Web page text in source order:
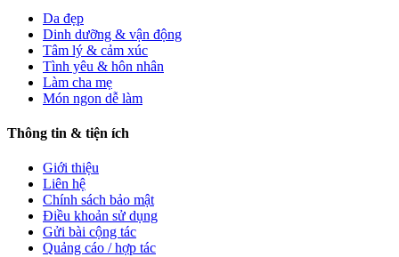
Da đẹp
Dinh dưỡng & vận động
Tâm lý & cảm xúc
Tình yêu & hôn nhân
Làm cha mẹ
Món ngon dễ làm
Thông tin & tiện ích
Giới thiệu
Liên hệ
Chính sách bảo mật
Điều khoản sử dụng
Gửi bài cộng tác
Quảng cáo / hợp tác